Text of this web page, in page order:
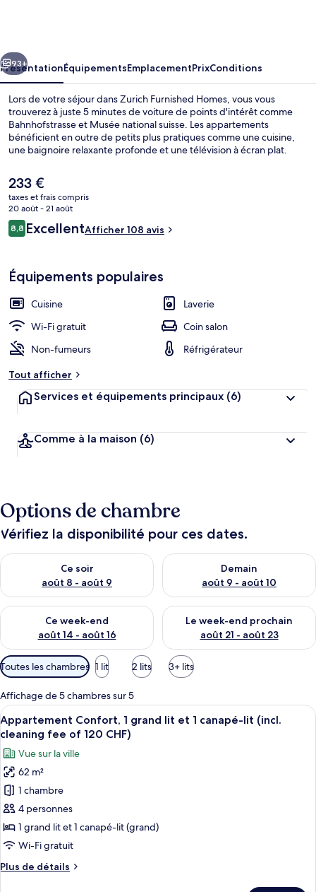
Suivant
93+
PrésentationÉquipementsEmplacementPrixConditions
Lors de votre séjour dans Zurich Furnished Homes, vous vous
trouverez à juste 5 minutes de voiture de points d'intérêt comme
Bahnhofstrasse et Musée national suisse. Les appartements
bénéficient en outre de petits plus pratiques comme une cuisine,
une baignoire relaxante profonde et une télévision à écran plat.
transports publics : Station de S-Bahn Wiedikon se trouve à 2 min et
Arrêt de tram Werd, à 5 min.
Le
prix
actuel
est
de
233 €
taxes et frais compris
20 août - 21 août
Avis
voyageurs
8,88,8 sur 10
ExcellentAfficher 108 avis
Équipements populaires
Cuisine
Laverie
Wi-Fi gratuit
Coin salon
Non-fumeurs
Réfrigérateur
Tout afficher
Services et équipements principaux (6)
Comme à la maison (6)
Options de chambre
Vérifiez la disponibilité pour ces dates.
Ce soir
août 8 - août 9
Vérifier la disponibilité pour ce soir août 8 - août 9
Demain
août 9 - août 10
Vérifier la disponibilité pour
Ce week-end
août 14 - août 16
Vérifier la disponibilité pour ce week-end août 14 - août 16
Le week-end prochain
août 21 - août 23
Vérifier la disponibilité pour
Filtres
disponibles
pour
les
chambres
Toutes les chambres 1 lit 2 lits 3+ lits
Affichage de 5 chambres sur 5
Afficher
toutes
les
photos
pour
ce
type
de
chambre :
Confort,
Un lit bien fait, recouvert d’une
29
Appartement Confort, 1 grand lit et 1 canapé-lit (incl.
cleaning fee of 120 CHF)
Vue sur la ville
62 m²
1 chambre
4 personnes
1 grand lit et 1 canapé-lit (grand)
Wi-Fi gratuit
Plus de détails
Plus